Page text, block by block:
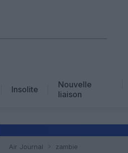
Insolite
Nouvelle
liaison
Air Journal zambie